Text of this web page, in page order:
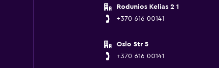
Rodunios Kelias 2 1
+370 616 00141
Oslo Str 5
+370 616 00141